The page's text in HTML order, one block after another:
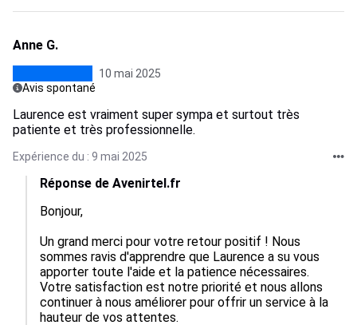
Anne G.
10 mai 2025
Avis spontané
Laurence est vraiment super sympa et surtout très
patiente et très professionnelle.
Expérience du : 9 mai 2025
Réponse de Avenirtel.fr
Bonjour,
Un grand merci pour votre retour positif ! Nous
sommes ravis d'apprendre que Laurence a su vous
apporter toute l'aide et la patience nécessaires.
Votre satisfaction est notre priorité et nous allons
continuer à nous améliorer pour offrir un service à la
hauteur de vos attentes.